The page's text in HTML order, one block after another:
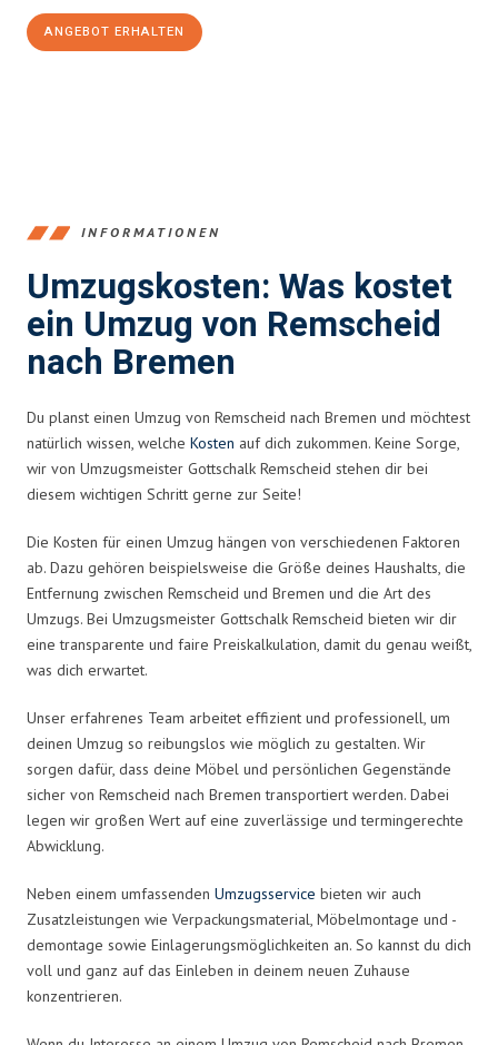
ANGEBOT ERHALTEN
INFORMATIONEN
Umzugskosten: Was kostet
ein Umzug von Remscheid
nach Bremen
Du planst einen Umzug von Remscheid nach Bremen und möchtest
natürlich wissen, welche Kosten auf dich zukommen. Keine Sorge,
wir von Umzugsmeister Gottschalk Remscheid stehen dir bei
diesem wichtigen Schritt gerne zur Seite!
Die Kosten für einen Umzug hängen von verschiedenen Faktoren
ab. Dazu gehören beispielsweise die Größe deines Haushalts, die
Entfernung zwischen Remscheid und Bremen und die Art des
Umzugs. Bei Umzugsmeister Gottschalk Remscheid bieten wir dir
eine transparente und faire Preiskalkulation, damit du genau weißt,
was dich erwartet.
Unser erfahrenes Team arbeitet effizient und professionell, um
deinen Umzug so reibungslos wie möglich zu gestalten. Wir
sorgen dafür, dass deine Möbel und persönlichen Gegenstände
sicher von Remscheid nach Bremen transportiert werden. Dabei
legen wir großen Wert auf eine zuverlässige und termingerechte
Abwicklung.
Neben einem umfassenden Umzugsservice bieten wir auch
Zusatzleistungen wie Verpackungsmaterial, Möbelmontage und -
demontage sowie Einlagerungsmöglichkeiten an. So kannst du dich
voll und ganz auf das Einleben in deinem neuen Zuhause
konzentrieren.